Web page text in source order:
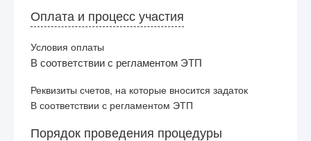
Оплата и процесс участия
Условия оплаты
В соответствии с регламентом ЭТП
Реквизиты счетов, на которые вносится задаток
В соответствии с регламентом ЭТП
Порядок проведения процедуры